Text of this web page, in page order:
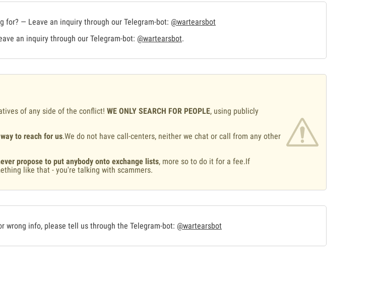
for? — Leave an inquiry through our Telegram-bot: @wartearsbot
an inquiry through our Telegram-bot: @wartearsbot.
of any side of the conflict! WE ONLY SEARCH FOR PEOPLE, using publicly
to reach for us.We do not have call-centers, neither we chat or call from any other
propose to put anybody onto exchange lists, more so to do it for a fee.If
like that - you're talking with scammers.
wrong info, please tell us through the Telegram-bot: @wartearsbot